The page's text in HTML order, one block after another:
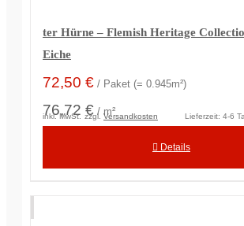
ter Hürne – Flemish Heritage
Eiche
72,50 € / Paket (= 0.945m²)
76,72 € / m²
inkl. MwSt. zzgl. Versandkosten Lieferzeit: 4-6
Details